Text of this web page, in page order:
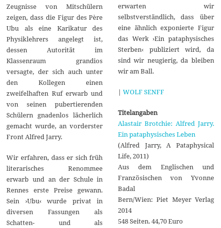
Zeugnisse von Mitschülern
zeigen, dass die Figur des Père
Ubu als eine Karikatur des
Physiklehrers angelegt ist,
dessen Autorität im
Klassenraum grandios
versagte, der sich auch unter
den Kollegen einen
zweifelhaften Ruf erwarb und
von seinen pubertierenden
Schülern gnadenlos lächerlich
gemacht wurde, an vorderster
Front Alfred Jarry.
Wir erfahren, dass er sich früh
literarisches Renommee
erwarb und an der Schule in
Rennes erste Preise gewann.
Sein ›Ubu‹ wurde privat in
diversen Fassungen als
Schatten- und als
erwarten wir
selbstverständlich, dass über
eine ähnlich exponierte Figur
das Werk ›Ein pataphysisches
Sterben‹ publiziert wird, da
sind wir neugierig, da bleiben
wir am Ball.
| WOLF SENFF
Titelangaben
Alastair Brotchie: Alfred Jarry.
Ein pataphysisches Leben
(Alfred Jarry, A Pataphysical
Life, 2011)
Aus dem Englischen und
Französischen von Yvonne
Badal
Bern/Wien: Piet Meyer Verlag
2014
548 Seiten. 44,70 Euro